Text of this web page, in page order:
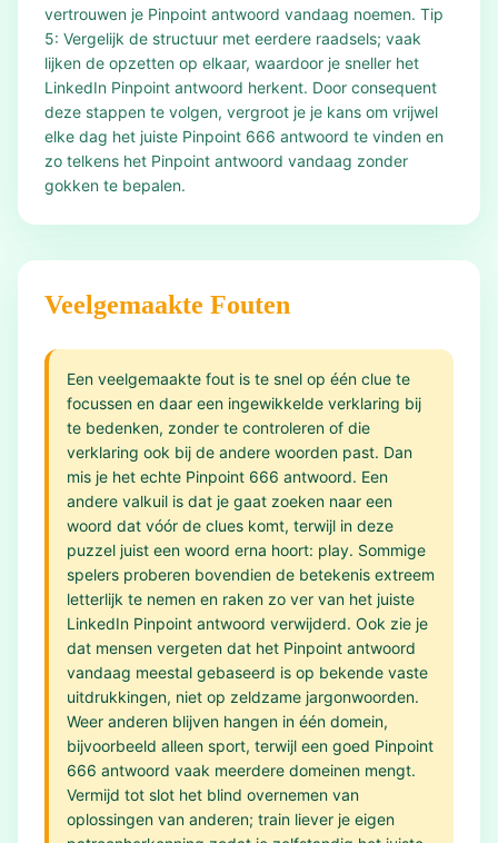
vertrouwen je Pinpoint antwoord vandaag noemen. Tip
5: Vergelijk de structuur met eerdere raadsels; vaak
lijken de opzetten op elkaar, waardoor je sneller het
LinkedIn Pinpoint antwoord herkent. Door consequent
deze stappen te volgen, vergroot je je kans om vrijwel
elke dag het juiste Pinpoint 666 antwoord te vinden en
zo telkens het Pinpoint antwoord vandaag zonder
gokken te bepalen.
Veelgemaakte Fouten
Een veelgemaakte fout is te snel op één clue te
focussen en daar een ingewikkelde verklaring bij
te bedenken, zonder te controleren of die
verklaring ook bij de andere woorden past. Dan
mis je het echte Pinpoint 666 antwoord. Een
andere valkuil is dat je gaat zoeken naar een
woord dat vóór de clues komt, terwijl in deze
puzzel juist een woord erna hoort: play. Sommige
spelers proberen bovendien de betekenis extreem
letterlijk te nemen en raken zo ver van het juiste
LinkedIn Pinpoint antwoord verwijderd. Ook zie je
dat mensen vergeten dat het Pinpoint antwoord
vandaag meestal gebaseerd is op bekende vaste
uitdrukkingen, niet op zeldzame jargonwoorden.
Weer anderen blijven hangen in één domein,
bijvoorbeeld alleen sport, terwijl een goed Pinpoint
666 antwoord vaak meerdere domeinen mengt.
Vermijd tot slot het blind overnemen van
oplossingen van anderen; train liever je eigen